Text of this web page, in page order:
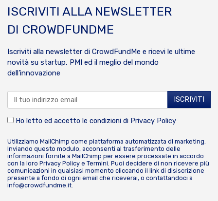
ISCRIVITI ALLA NEWSLETTER
DI CROWDFUNDME
Iscriviti alla newsletter di CrowdFundMe e ricevi le ultime
novità su startup, PMI ed il meglio del mondo
dell’innovazione
Ho letto ed accetto le condizioni di Privacy Policy
Utilizziamo MailChimp come piattaforma automatizzata di marketing.
Inviando questo modulo, acconsenti al trasferimento delle
informazioni fornite a MailChimp per essere processate in accordo
con la loro Privacy Policy e Termini. Puoi decidere di non ricevere più
comunicazioni in qualsiasi momento cliccando il link di disiscrizione
presente a fondo di ogni email che riceverai, o contattandoci a
info@crowdfundme.it.